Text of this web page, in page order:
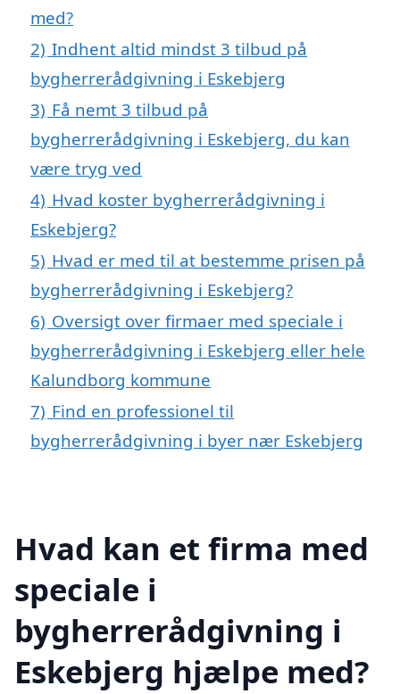
med?
2) Indhent altid mindst 3 tilbud på
bygherrerådgivning i Eskebjerg
3) Få nemt 3 tilbud på
bygherrerådgivning i Eskebjerg, du kan
være tryg ved
4) Hvad koster bygherrerådgivning i
Eskebjerg?
5) Hvad er med til at bestemme prisen på
bygherrerådgivning i Eskebjerg?
6) Oversigt over firmaer med speciale i
bygherrerådgivning i Eskebjerg eller hele
Kalundborg kommune
7) Find en professionel til
bygherrerådgivning i byer nær Eskebjerg
Hvad kan et firma med
speciale i
bygherrerådgivning i
Eskebjerg hjælpe med?